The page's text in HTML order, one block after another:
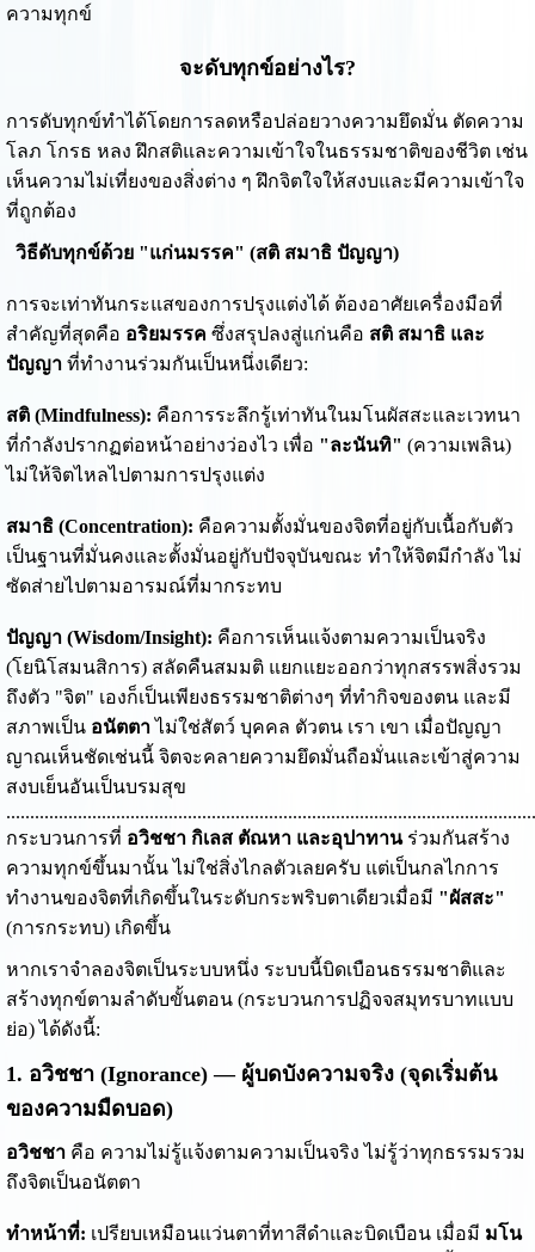
ความทุกข์
จะดับทุกข์อย่างไร?
การดับทุกข์ทำได้โดยการลดหรือปล่อยวางความยึดมั่น ตัดความ
โลภ โกรธ หลง ฝึกสติและความเข้าใจในธรรมชาติของชีวิต เช่น
เห็นความไม่เที่ยงของสิ่งต่าง ๆ ฝึกจิตใจให้สงบและมีความเข้าใจ
ที่ถูกต้อง
วิธีดับทุกข์ด้วย "แก่นมรรค" (สติ สมาธิ ปัญญา)
การจะเท่าทันกระแสของการปรุงแต่งได้ ต้องอาศัยเครื่องมือที่
สำคัญที่สุดคือ อริยมรรค ซึ่งสรุปลงสู่แก่นคือ สติ สมาธิ และ
ปัญญาที่ทำงานร่วมกันเป็นหนึ่งเดียว:
สติ (Mindfulness): คือการระลึกรู้เท่าทันในมโนผัสสะและเวทนา
ที่กำลังปรากฏต่อหน้าอย่างว่องไว เพื่อ "ละนันทิ" (ความเพลิน)
ไม่ให้จิตไหลไปตามการปรุงแต่ง
สมาธิ (Concentration): คือความตั้งมั่นของจิตที่อยู่กับเนื้อกับตัว
เป็นฐานที่มั่นคงและตั้งมั่นอยู่กับปัจจุบันขณะ ทำให้จิตมีกำลัง ไม่
ซัดส่ายไปตามอารมณ์ที่มากระทบ
ปัญญา (Wisdom/Insight): คือการเห็นแจ้งตามความเป็นจริง
(โยนิโสมนสิการ) สลัดคืนสมมติ แยกแยะออกว่าทุกสรรพสิ่งรวม
ถึงตัว "จิต" เองก็เป็นเพียงธรรมชาติต่างๆ ที่ทำกิจของตน และมี
สภาพเป็น อนัตตาไม่ใช่สัตว์ บุคคล ตัวตน เรา เขา เมื่อปัญญา
ญาณเห็นชัดเช่นนี้ จิตจะคลายความยึดมั่นถือมั่นและเข้าสู่ความ
สงบเย็นอันเป็นบรมสุข
กระบวนการที่ อวิชชา กิเลส ตัณหา และอุปาทานร่วมกันสร้าง
ความทุกข์ขึ้นมานั้น ไม่ใช่สิ่งไกลตัวเลยครับ แต่เป็นกลไกการ
ทำงานของจิตที่เกิดขึ้นในระดับกระพริบตาเดียวเมื่อมี "ผัสสะ"
(การกระทบ) เกิดขึ้น
หากเราจำลองจิตเป็นระบบหนึ่ง ระบบนี้บิดเบือนธรรมชาติและ
สร้างทุกข์ตามลำดับขั้นตอน (กระบวนการปฏิจจสมุทรบาทแบบ
ย่อ) ได้ดังนี้:
1. อวิชชา (Ignorance) — ผู้บดบังความจริง (จุดเริ่มต้น
ของความมืดบอด)
อวิชชาคือ ความไม่รู้แจ้งตามความเป็นจริง ไม่รู้ว่าทุกธรรมรวม
ถึงจิตเป็นอนัตตา
ทำหน้าที่: เปรียบเหมือนแว่นตาที่ทาสีดำและบิดเบือน เมื่อมี มโน